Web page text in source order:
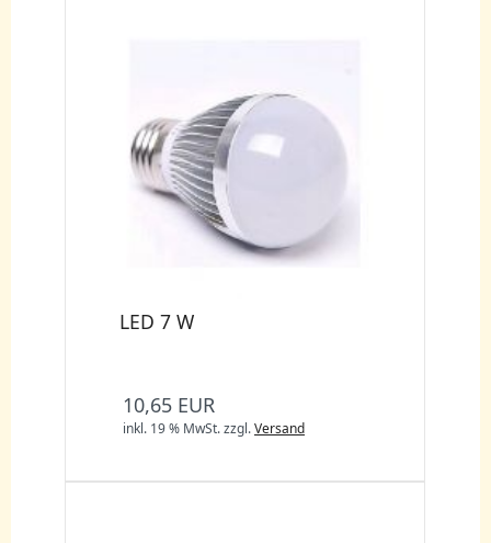
LED 7 W
10,65 EUR
inkl. 19 % MwSt.zzgl.Versand